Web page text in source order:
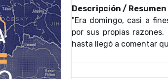
Descripción / Resumen
"Era domingo, casi a
por sus propias
hasta llegó a comentar